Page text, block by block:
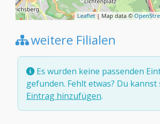
Leaflet| Map data ©
weitere Filialen
Es wurden keine passenden
gefunden. Fehlt etwas? Du kannst
Eintrag hinzufügen.